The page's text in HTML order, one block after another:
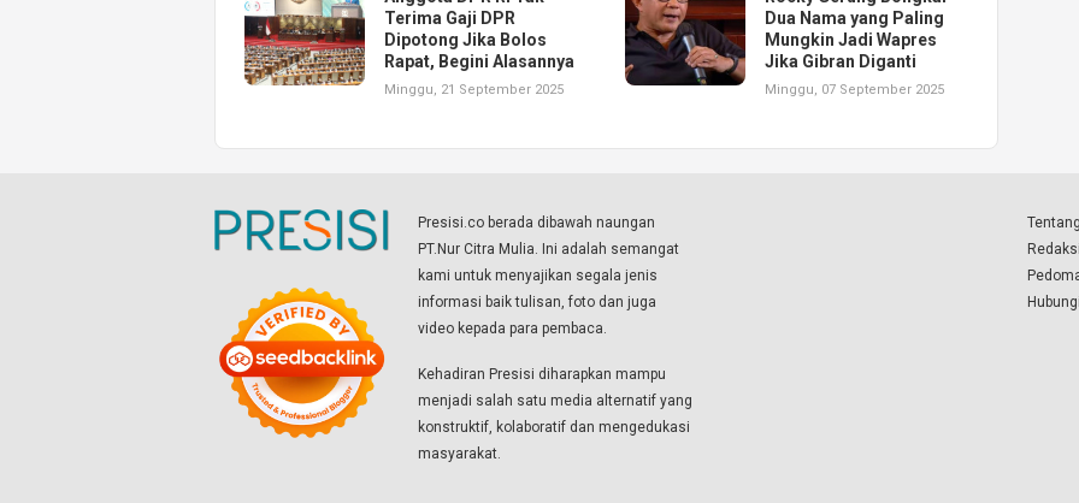
Terima Gaji DPR
Dipotong Jika Bolos
Rapat, Begini Alasannya
Minggu, 21 September 2025
Dua Nama yang Paling
Mungkin Jadi Wapres
Jika Gibran Diganti
Minggu, 07 September 2025
Presisi.co berada dibawah naungan
PT.Nur Citra Mulia. Ini adalah semangat
kami untuk menyajikan segala jenis
informasi baik tulisan, foto dan juga
video kepada para pembaca.
Kehadiran Presisi diharapkan mampu
menjadi salah satu media alternatif yang
konstruktif, kolaboratif dan mengedukasi
masyarakat.
Redaksi